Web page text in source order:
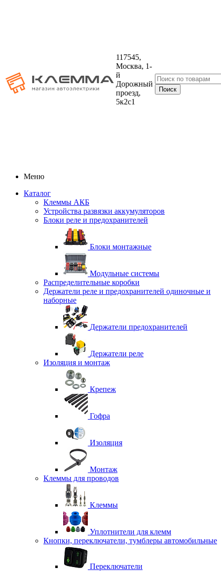
117545,
Москва, 1-
й
Дорожный
проезд,
5к2с1
Меню
Каталог
Клеммы АКБ
Устройства развязки аккумуляторов
Блоки реле и предохранителей
Блоки монтажные
Модульные системы
Распределительные коробки
Держатели реле и предохранителей одиночные и
наборные
Держатели предохранителей
Держатели реле
Изоляция и монтаж
Крепеж
Гофра
Изоляция
Монтаж
Клеммы для проводов
Клеммы
Уплотнители для клемм
Кнопки, переключатели, тумблеры автомобильные
Переключатели